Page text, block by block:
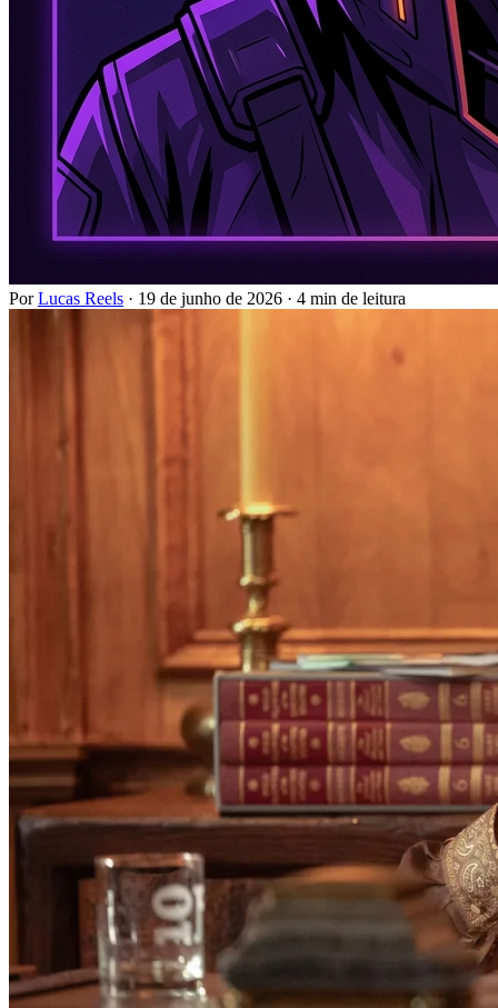
PorLucas Reels · 19 de junho de 2026 · 4 min de leitura